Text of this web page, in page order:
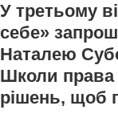
У третьому
себе»
Наталею
Школи права
рішень, щоб